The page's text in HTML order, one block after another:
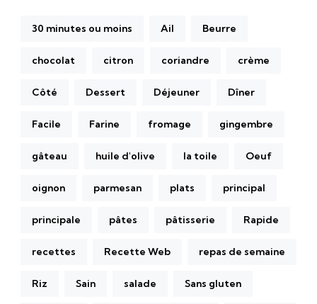
30 minutes ou moins Ail Beurre
chocolat citron coriandre crème
Côté Dessert Déjeuner Dîner
Facile Farine fromage gingembre
gâteau huile d'olive la toile Oeuf
oignon parmesan plats principal
principale pâtes pâtisserie Rapide
recettes Recette Web repas de semaine
Riz Sain salade Sans gluten